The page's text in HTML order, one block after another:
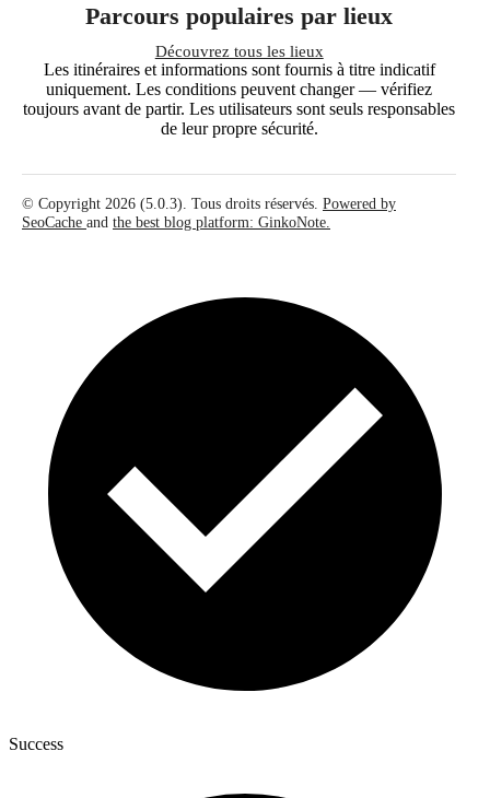
Parcours populaires par lieux
Découvrez tous les lieux
Les itinéraires et informations sont fournis à titre indicatif
uniquement. Les conditions peuvent changer — vérifiez
toujours avant de partir. Les utilisateurs sont seuls responsables
de leur propre sécurité.
© Copyright 2026 (5.0.3). Tous droits réservés. Powered by
SeoCache and the best blog platform: GinkoNote.
Success